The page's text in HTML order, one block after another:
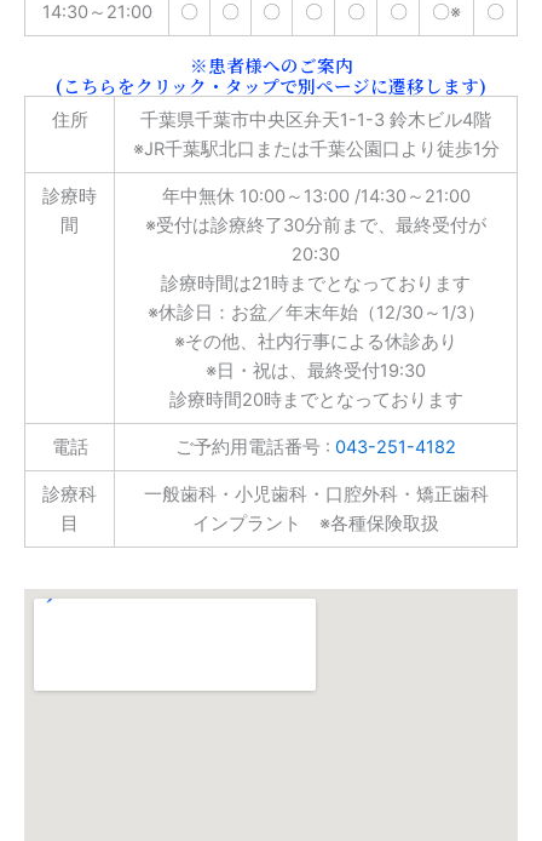
14:30～21:00 〇 〇 〇 〇 〇 〇 〇※ 〇
※患者様へのご案内
(こちらをクリック・タップで別ページに遷移します)
住所
千葉県千葉市中央区弁天1-1-3 鈴木ビル4階
※JR千葉駅北口または千葉公園口より徒歩1分
診療時
間
年中無休 10:00～13:00 /14:30～21:00
※受付は診療終了30分前まで、最終受付が
20:30
診療時間は21時までとなっております
※休診日：お盆／年末年始（12/30～1/3）
※その他、社内行事による休診あり
※日・祝は、最終受付19:30
診療時間20時までとなっております
電話 ご予約用電話番号 : 043-251-4182
診療科
目
一般歯科・小児歯科・口腔外科・矯正歯科
インプラント ※各種保険取扱